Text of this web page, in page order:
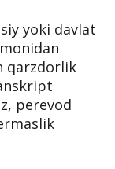
yoki davlat